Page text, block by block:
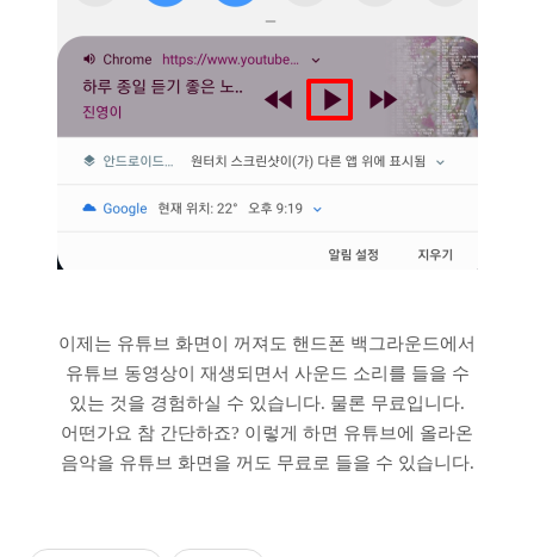
이제는 유튜브 화면이 꺼져도 핸드폰 백그라운드에서
유튜브 동영상이 재생되면서 사운드 소리를 들을 수
있는 것을 경험하실 수 있습니다. 물론 무료입니다.
어떤가요 참 간단하죠? 이렇게 하면 유튜브에 올라온
음악을 유튜브 화면을 꺼도 무료로 들을 수 있습니다.